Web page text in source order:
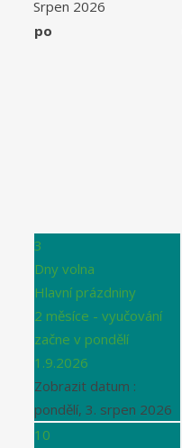
Srpen 2026
po
3
Dny volna
Hlavní prázdniny
2 měsíce - vyučování
začne v pondělí
1.9.2026
Zobrazit datum :
pondělí, 3. srpen 2026
10